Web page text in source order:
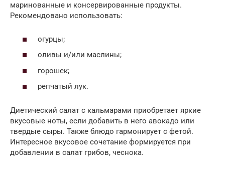
маринованные и консервированные продукты.
Рекомендовано использовать:
огурцы;
оливы и/или маслины;
горошек;
репчатый лук.
Диетический салат с кальмарами приобретает яркие
вкусовые ноты, если добавить в него авокадо или
твердые сыры. Также блюдо гармонирует с фетой.
Интересное вкусовое сочетание формируется при
добавлении в салат грибов, чеснока.